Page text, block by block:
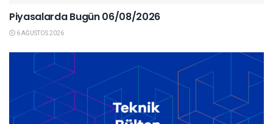
Piyasalarda Bugün 06/08/2026
6 AĞUSTOS 2026